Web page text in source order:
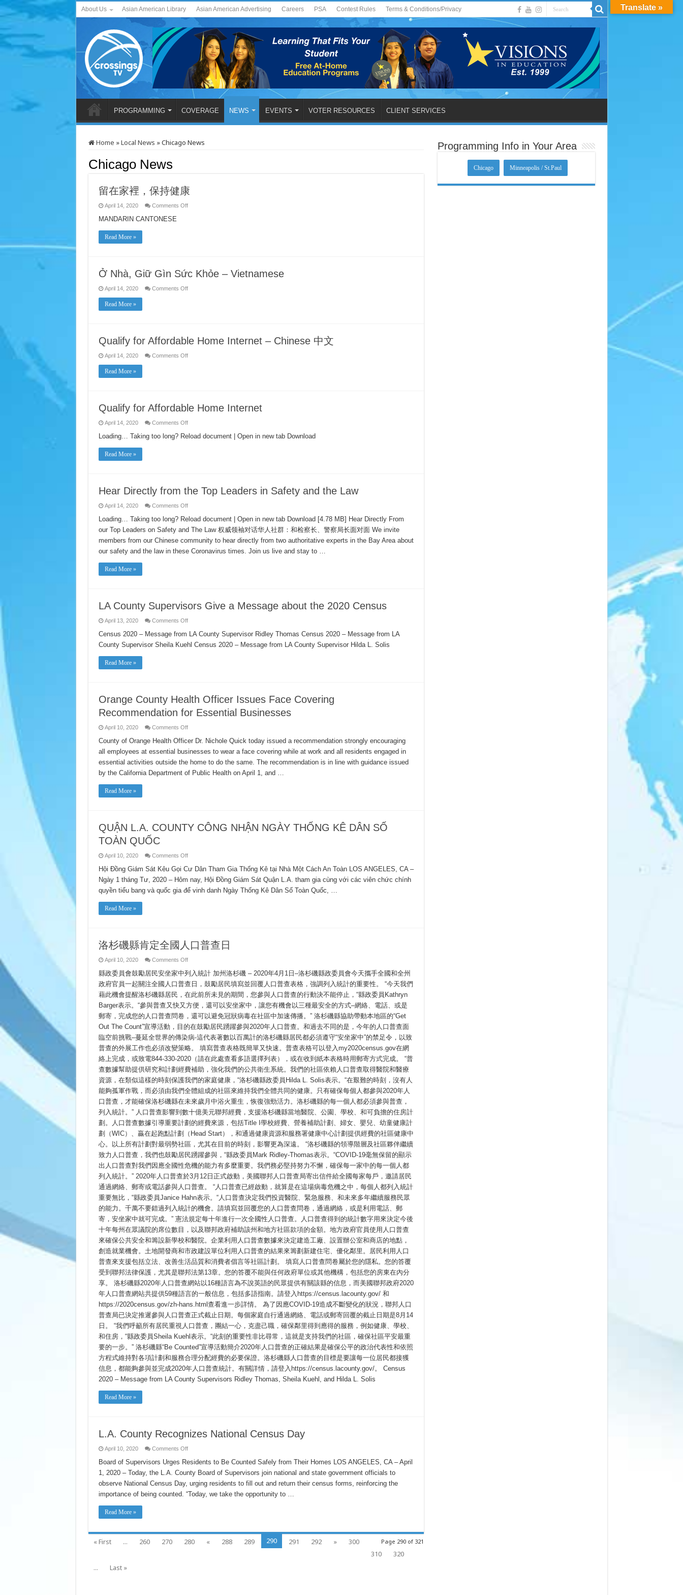
About Us Asian American Library Asian American Advertising Careers PSA Contest Rules Terms & Conditions/Privacy
PROGRAMMING COVERAGE NEWS EVENTS VOTER RESOURCES CLIENT SERVICES
Home »Local News »Chicago News
Chicago News
留在家裡，保持健康
April 14, 2020 Comments Offon
MANDARIN CANTONESE
Read More »
Ở Nhà, Giữ Gìn Sức Khỏe – Vietnamese
April 14, 2020 Comments Offon
Vietnamese
Read More »
Qualify for Affordable Home Internet – Chinese 中文
April 14, 2020 Comments Offon
中
文
Read More »
Qualify for Affordable Home Internet
April 14, 2020 Comments Offon
for
Affordable
Loading… Taking too long? Reload document | Open in new tab Download
Read More »
Hear Directly from the Top Leaders in Safety and the Law
April 14, 2020 Comments Offon
Directly
from
the
Leaders
Safety
Loading… Taking too long? Reload document | Open in new tab Download [4.78 MB] Hear Directly From
our Top Leaders on Safety and The Law 权威领袖对话华人社群：和检察长、警察局长面对面 We invite
members from our Chinese community to hear directly from two authoritative experts in the Bay Area about
our safety and the law in these Coronavirus times. Join us live and stay to …
Read More »
LA County Supervisors Give a Message about the 2020 Census
April 13, 2020 Comments Offon
County
Supervisors
Give
Census 2020 – Message from LA County Supervisor Ridley Thomas Census 2020 – Message from LA
County Supervisor Sheila Kuehl Census 2020 – Message from LA County Supervisor Hilda L. Solis
Read More »
Orange County Health Officer Issues Face Covering
Recommendation for Essential Businesses
April 10, 2020 Comments Offon
County
Health
Officer
Face
Covering
Recommendation
County of Orange Health Officer Dr. Nichole Quick today issued a recommendation strongly encouraging
all employees at essential businesses to wear a face covering while at work and all residents engaged in
essential activities outside the home to do the same. The recommendation is in line with guidance issued
by the California Department of Public Health on April 1, and …
Read More »
QUẬN L.A. COUNTY CÔNG NHẬN NGÀY THỐNG KÊ DÂN SỐ
TOÀN QUỐC
April 10, 2020 Comments Offon
L.A.
COUNTY
CÔNG
NHẬN
NGÀY
Hội Đồng Giám Sát Kêu Gọi Cư Dân Tham Gia Thống Kê tại Nhà Một Cách An Toàn LOS ANGELES, CA –
Ngày 1 tháng Tư, 2020 – Hôm nay, Hội Đồng Giám Sát Quận L.A. tham gia cùng với các viên chức chính
quyền tiểu bang và quốc gia để vinh danh Ngày Thống Kê Dân Số Toàn Quốc, …
Read More »
洛杉磯縣肯定全國人口普查日
April 10, 2020 Comments Offon
杉
磯
縣
肯
定
全
國
人
口
普
查
日
縣政委員會鼓勵居民安坐家中列入統計 加州洛杉磯 – 2020年4月1日–洛杉磯縣政委員會今天攜手全國和全州
政府官員一起關注全國人口普查日，鼓勵居民填寫並回覆人口普查表格，強調列入統計的重要性。 “今天我們
藉此機會提醒洛杉磯縣居民，在此前所未見的期間，您參與人口普查的行動決不能停止，“縣政委員Kathryn
Barger表示。“參與普查又快又方便，還可以安坐家中，讓您有機會以三種最安全的方式–網絡、電話、或是
郵寄，完成您的人口普查問卷，還可以避免冠狀病毒在社區中加速傳播。” 洛杉磯縣協助帶動本地區的“Get
Out The Count”宣導活動，目的在鼓勵居民踴躍參與2020年人口普查。和過去不同的是，今年的人口普查面
臨空前挑戰–蔓延全世界的傳染病-這代表著數以百萬計的洛杉磯縣居民都必須遵守“安坐家中”的禁足令，以致
普查的外展工作也必須改變策略。 填寫普查表格既簡單又快速。普查表格可以登入my2020census.gov在網
絡上完成，或致電844-330-2020（請在此處查看多語選擇列表），或在收到紙本表格時用郵寄方式完成。 “普
查數據幫助提供研究和計劃經費補助，強化我們的公共衛生系統。我們的社區依賴人口普查取得醫院和醫療
資源，在類似這樣的時刻保護我們的家庭健康，“洛杉磯縣政委員Hilda L. Solis表示。“在艱難的時刻，沒有人
能夠孤軍作戰，而必須由我們全體組成的社區來維持我們全體共同的健康。只有確保每個人都參與2020年人
口普查，才能確保洛杉磯縣在未來歲月中浴火重生，恢復強勁活力。洛杉磯縣的每一個人都必須參與普查，
列入統計。” 人口普查影響到數十億美元聯邦經費，支援洛杉磯縣當地醫院、公園、學校、和可負擔的住房計
劃。人口普查數據引導重要計劃的經費來源，包括Title I學校經費、營養補助計劃、婦女、嬰兒、幼童健康計
劃（WIC）、贏在起跑點計劃（Head Start），和通過健康資源和服務署健康中心計劃提供經費的社區健康中
心。以上所有計劃對最弱勢社區，尤其在目前的時刻，影響更為深遠。 “洛杉磯縣的領導階層及社區夥伴繼續
致力人口普查，我們也鼓勵居民踴躍參與，“縣政委員Mark Ridley-Thomas表示。“COVID-19毫無保留的顯示
出人口普查對我們因應全國性危機的能力有多麼重要。我們務必堅持努力不懈，確保每一家中的每一個人都
列入統計。” 2020年人口普查於3月12日正式啟動，美國聯邦人口普查局寄出信件給全國每家每戶，邀請居民
通過網絡、郵寄或電話參與人口普查。 “人口普查已經啟動，就算是在這場病毒危機之中，每個人都列入統計
重要無比，“縣政委員Janice Hahn表示。“人口普查決定我們投資醫院、緊急服務、和未來多年繼續服務民眾
的能力。千萬不要錯過列入統計的機會。請填寫並回覆您的人口普查問卷，通過網絡，或是利用電話、郵
寄，安坐家中就可完成。” 憲法規定每十年進行一次全國性人口普查。人口普查得到的統計數字用來決定今後
十年每州在眾議院的席位數目，以及聯邦政府補助該州和地方社區款項的金額。地方政府官員使用人口普查
來確保公共安全和籌設新學校和醫院。企業利用人口普查數據來決定建造工廠、設置辦公室和商店的地點，
創造就業機會。土地開發商和市政建設單位利用人口普查的結果來籌劃新建住宅、優化鄰里。居民利用人口
普查來支援包括立法、改善生活品質和消費者倡言等社區計劃。 填寫人口普查問卷屬於您的隱私。您的答覆
受到聯邦法律保護，尤其是聯邦法第13章。您的答覆不能與任何政府單位或其他機構，包括您的房東在內分
享。 洛杉磯縣2020年人口普查網站以16種語言為不說英語的民眾提供有關該縣的信息，而美國聯邦政府2020
年人口普查網站共提供59種語言的一般信息，包括多語指南。請登入https://census.lacounty.gov/ 和
https://2020census.gov/zh-hans.html查看進一步詳情。 為了因應COVID-19造成不斷變化的狀況，聯邦人口
普查局已決定推遲參與人口普查正式截止日期。每個家庭自行通過網絡、電話或郵寄回覆的截止日期是8月14
日。 “我們呼籲所有居民重視人口普查，團結一心，克盡己職，確保鄰里得到應得的服務，例如健康、學校、
和住房，“縣政委員Sheila Kuehl表示。“此刻的重要性非比尋常，這就是支持我們的社區，確保社區平安最重
要的一步。” 洛杉磯縣“Be Counted”宣導活動簡介2020年人口普查的正確結果是確保公平的政治代表性和依照
方程式維持對各項計劃和服務合理分配經費的必要保證。洛杉磯縣人口普查的目標是要讓每一位居民都接獲
信息，都能夠參與並完成2020年人口普查統計。有關詳情，請登入https://census.lacounty.gov/。 Census
2020 – Message from LA County Supervisors Ridley Thomas, Sheila Kuehl, and Hilda L. Solis
Read More »
L.A. County Recognizes National Census Day
April 10, 2020 Comments Offon
County
Recognizes
National
Census
Day
Board of Supervisors Urges Residents to Be Counted Safely from Their Homes LOS ANGELES, CA – April
1, 2020 – Today, the L.A. County Board of Supervisors join national and state government officials to
observe National Census Day, urging residents to fill out and return their census forms, reinforcing the
importance of being counted. “Today, we take the opportunity to …
Read More »
Page 290 of 321
« First ... 260 270 280 « 288 289 290 291 292 »
300
310
320
...
Last »
Programming Info in Your Area
Chicago Minneapolis / St.Paul
Translate »